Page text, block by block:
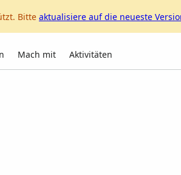
Bitte aktualisiere auf die neueste
Mach mit Aktivitäten